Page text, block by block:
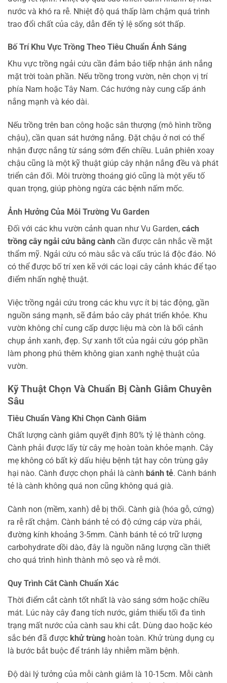
nước và khó ra rễ. Nhiệt độ quá thấp làm chậm quá trình
trao đổi chất của cây, dẫn đến tỷ lệ sống sót thấp.
Bố Trí Khu Vực Trồng Theo Tiêu Chuẩn Ánh Sáng
Khu vực trồng ngải cứu cần đảm bảo tiếp nhận ánh nắng
mặt trời toàn phần. Nếu trồng trong vườn, nên chọn vị trí
phía Nam hoặc Tây Nam. Các hướng này cung cấp ánh
nắng mạnh và kéo dài.
Nếu trồng trên ban công hoặc sân thượng (mô hình trồng
chậu), cần quan sát hướng nắng. Đặt chậu ở nơi có thể
nhận được nắng từ sáng sớm đến chiều. Luân phiên xoay
chậu cũng là một kỹ thuật giúp cây nhận nắng đều và phát
triển cân đối. Môi trường thoáng gió cũng là một yếu tố
quan trọng, giúp phòng ngừa các bệnh nấm mốc.
Ảnh Hưởng Của Môi Trường Vu Garden
Đối với các khu vườn cảnh quan như Vu Garden, cách
trồng cây ngải cứu bằng cành cần được cân nhắc về mặt
thẩm mỹ. Ngải cứu có màu sắc và cấu trúc lá độc đáo. Nó
có thể được bố trí xen kẽ với các loại cây cảnh khác để tạo
điểm nhấn nghệ thuật.
Việc trồng ngải cứu trong các khu vực ít bị tác động, gần
nguồn sáng mạnh, sẽ đảm bảo cây phát triển khỏe. Khu
vườn không chỉ cung cấp dược liệu mà còn là bối cảnh
chụp ảnh xanh, đẹp. Sự xanh tốt của ngải cứu góp phần
làm phong phú thêm không gian xanh nghệ thuật của
vườn.
Kỹ Thuật Chọn Và Chuẩn Bị Cành Giâm Chuyên
Sâu
Tiêu Chuẩn Vàng Khi Chọn Cành Giâm
Chất lượng cành giâm quyết định 80% tỷ lệ thành công.
Cành phải được lấy từ cây mẹ hoàn toàn khỏe mạnh. Cây
mẹ không có bất kỳ dấu hiệu bệnh tật hay côn trùng gây
hại nào. Cành được chọn phải là cành bánh tẻ. Cành bánh
tẻ là cành không quá non cũng không quá già.
Cành non (mềm, xanh) dễ bị thối. Cành già (hóa gỗ, cứng)
ra rễ rất chậm. Cành bánh tẻ có độ cứng cáp vừa phải,
đường kính khoảng 3-5mm. Cành bánh tẻ có trữ lượng
carbohydrate dồi dào, đây là nguồn năng lượng cần thiết
cho quá trình hình thành mô sẹo và rễ mới.
Quy Trình Cắt Cành Chuẩn Xác
Thời điểm cắt cành tốt nhất là vào sáng sớm hoặc chiều
mát. Lúc này cây đang tích nước, giảm thiểu tối đa tình
trạng mất nước của cành sau khi cắt. Dùng dao hoặc kéo
sắc bén đã được khử trùng hoàn toàn. Khử trùng dụng cụ
là bước bắt buộc để tránh lây nhiễm mầm bệnh.
Độ dài lý tưởng của mỗi cành giâm là 10-15cm. Mỗi cành